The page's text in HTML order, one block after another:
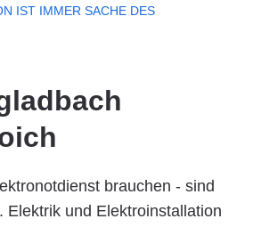
IST IMMER SACHE DES
brauchen - sind
Elektrik und Elektroinstallation